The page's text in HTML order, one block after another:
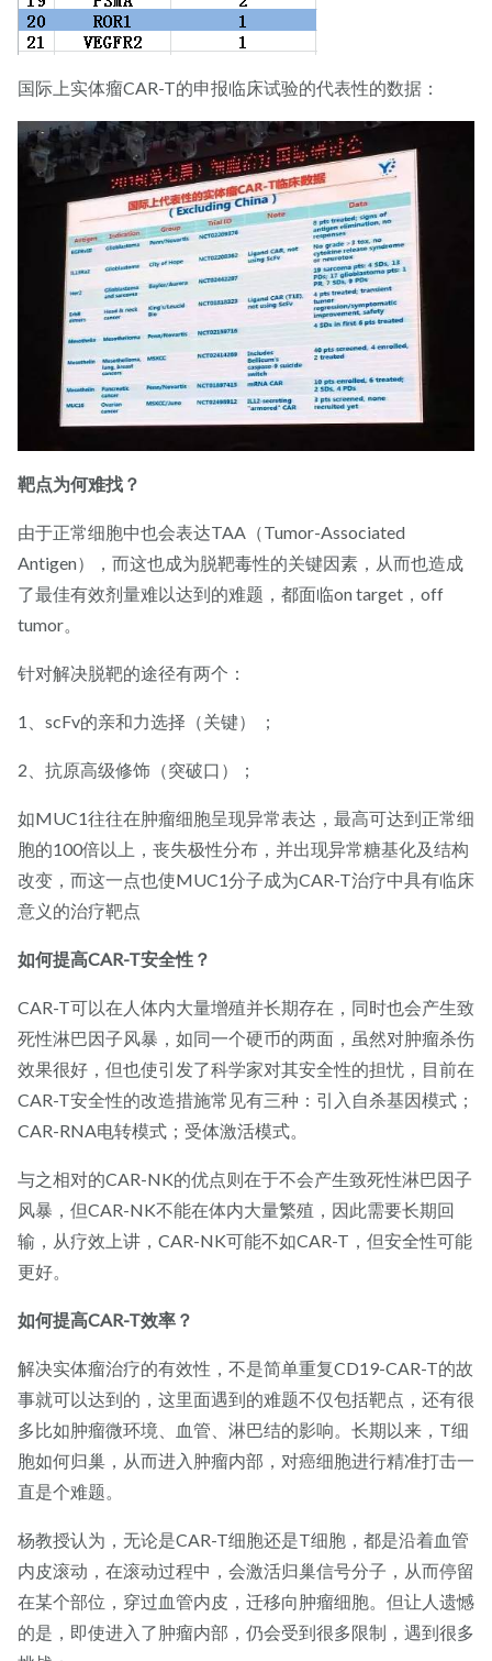
国际上实体瘤CAR-T的申报临床试验的代表性的数据：
靶点为何难找？
由于正常细胞中也会表达TAA（Tumor-Associated
Antigen），而这也成为脱靶毒性的关键因素，从而也造成
了最佳有效剂量难以达到的难题，都面临on target，off
tumor。
针对解决脱靶的途径有两个：
1、scFv的亲和力选择（关键） ；
2、抗原高级修饰（突破口）；
如MUC1往往在肿瘤细胞呈现异常表达，最高可达到正常细
胞的100倍以上，丧失极性分布，并出现异常糖基化及结构
改变，而这一点也使MUC1分子成为CAR-T治疗中具有临床
意义的治疗靶点
如何提高CAR-T安全性？
CAR-T可以在人体内大量增殖并长期存在，同时也会产生致
死性淋巴因子风暴，如同一个硬币的两面，虽然对肿瘤杀伤
效果很好，但也使引发了科学家对其安全性的担忧，目前在
CAR-T安全性的改造措施常见有三种：引入自杀基因模式；
CAR-RNA电转模式；受体激活模式。
与之相对的CAR-NK的优点则在于不会产生致死性淋巴因子
风暴，但CAR-NK不能在体内大量繁殖，因此需要长期回
输，从疗效上讲，CAR-NK可能不如CAR-T，但安全性可能
更好。
如何提高CAR-T效率？
解决实体瘤治疗的有效性，不是简单重复CD19-CAR-T的故
事就可以达到的，这里面遇到的难题不仅包括靶点，还有很
多比如肿瘤微环境、血管、淋巴结的影响。长期以来，T细
胞如何归巢，从而进入肿瘤内部，对癌细胞进行精准打击一
直是个难题。
杨教授认为，无论是CAR-T细胞还是T细胞，都是沿着血管
内皮滚动，在滚动过程中，会激活归巢信号分子，从而停留
在某个部位，穿过血管内皮，迁移向肿瘤细胞。但让人遗憾
的是，即使进入了肿瘤内部，仍会受到很多限制，遇到很多